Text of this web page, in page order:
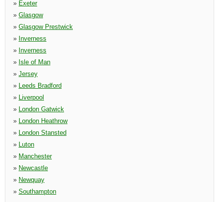
» Exeter
» Glasgow
» Glasgow Prestwick
» Inverness
» Inverness
» Isle of Man
» Jersey
» Leeds Bradford
» Liverpool
» London Gatwick
» London Heathrow
» London Stansted
» Luton
» Manchester
» Newcastle
» Newquay
» Southampton